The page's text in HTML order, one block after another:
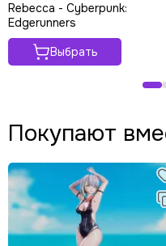
Rebecca - Cyberpunk:
Edgerunners
Выбрать
Покупают